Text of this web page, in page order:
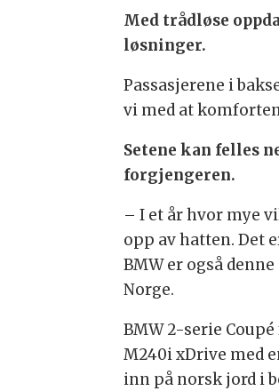
Med trådløse
løsninger.
Passasjerene i
vi med at
Setene kan felles
forgjengeren.
– I et år hvor mye
opp av hatten. Det
BMW er også
Norge.
BMW 2-serie
M240i xDrive med
inn på norsk jord i